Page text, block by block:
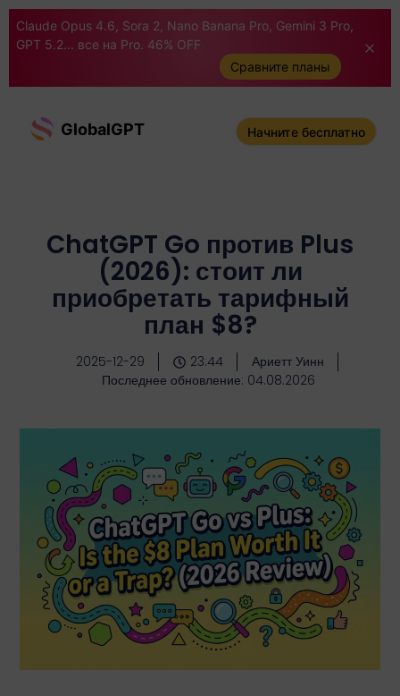
Claude Opus 4.6, Sora 2, Nano Banana Pro, Gemini 3 Pro,
GPT 5.2... все на Pro. 46% OFF
Сравните планы
GlobalGPT Начните бесплатно
ChatGPT Go против Plus
(2026): стоит ли
приобретать тарифный
план $8?
2025-12-29 23:44
Ариетт Уинн
Последнее обновление: 04.08.2026